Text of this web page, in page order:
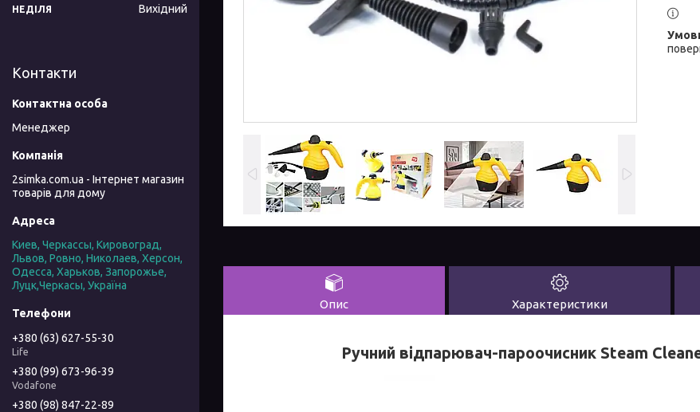
Опис Характеристики
Ручний відпарювач-пароочисник Steam
НЕДІЛЯ Вихідний
Контакти
Менеджер
2simka.com.ua - Інтернет магазин
товарів для дому
Киев, Черкассы, Кировоград,
Львов, Ровно, Николаев, Херсон,
Одесса, Харьков, Запорожье,
Луцк,Черкасы, Україна
+380 (63) 627-55-30
Life
+380 (99) 673-96-39
Vodafone
+380 (98) 847-22-89